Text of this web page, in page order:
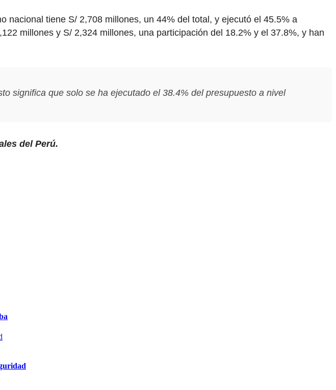
nacional tiene S/ 2,708 millones, un 44% del total, y ejecutó el 45.5% a
millones y S/ 2,324 millones, una participación del 18.2% y el 37.8%, y han
significa que solo se ha ejecutado el 38.4% del presupuesto a nivel
del Perú.